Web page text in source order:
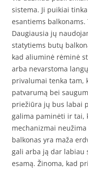
sistema. Ji puikiai
esantiems
Daugiausia jų
statytiems butų
kad aliuminė rėminė
arba nevarstoma
privalumai tenka tam,
patvarumą bei
priežiūra jų bus labai
galima paminėti ir tai,
mechanizmai
balkonas yra maža
gali arba ją dar labiau
esamą. Žinoma, kad